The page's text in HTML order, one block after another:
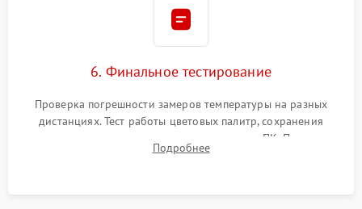
6. Финальное тестирование
Проверка погрешности замеров температуры на разных
дистанциях. Тест работы цветовых палитр, сохранения
термограмм в память и передачи данных на ПК. Проверка
автономности работы и итоговый контроль качества.
Подробнее